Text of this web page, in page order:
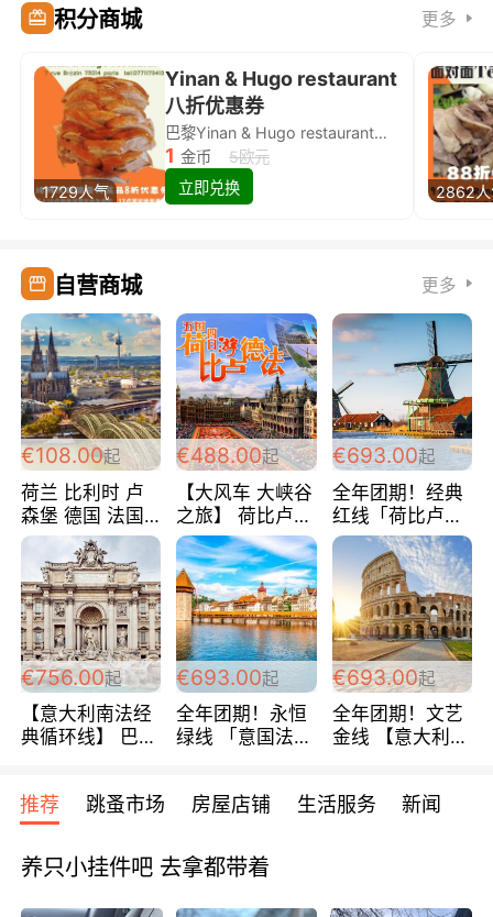
积分商城 更多
1729人气
Yinan & Hugo restaurant
八折优惠券
巴黎Yinan & Hugo restaurant除简餐类全场8折
1 金币
5欧元
立即兑换
2862
自营商城 更多
€108.00起
荷兰 比利时 卢
森堡 德国 法国
超爽玩遍西欧 循
环线 全程四星宾
馆 108欧/人/天
€488.00起
【大风车 大峡谷
之旅】 荷比卢德
法 巴黎上下 经
典五国四日游
488欧/人
€693.00起
全年团期！经典
红线「荷比卢德
法」七天循环 五
国 仅售99欧/人/
天！巴黎上下！
包拼房~
€756.00起
【意大利南法经
典循环线】 巴黎
宾馆 108欧/天起
全程756欧/位
€693.00起
全年团期！永恒
绿线 「意国法
欧/天起 ~包拼房
€693.00起
全年团期！文艺
金线 【意大利一
每周铁发！
推荐 跳蚤市场 房屋店铺 生活服务 新闻
养只小挂件吧 去拿都带着